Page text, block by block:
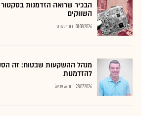
הבכיר שרואה הזדמנות
השווקים
01.08.2026 כתבי גלובס
מנהל ההשקעות שבטוח: זה
להזדמנות
28.07.2026 נתנאל אריאל